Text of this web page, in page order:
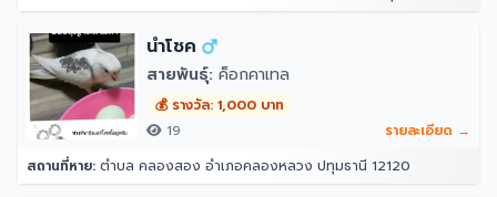
นำโชค
สายพันธุ์: ค็อกคาเทล
💰 รางวัล: 1,000 บาท
19
รายละเอียด →
สถานที่หาย: ตำบล คลองสอง อำเภอคลองหลวง ปทุมธานี 12120